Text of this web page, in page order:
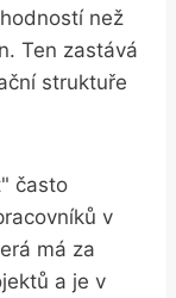
než
Ten zastává
struktuře
často
v
má za
a je v